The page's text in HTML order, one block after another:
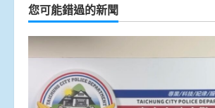
您可能錯過的新聞